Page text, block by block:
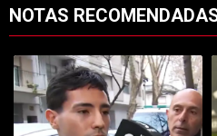
NOTAS
Un artículo de tendencia con el